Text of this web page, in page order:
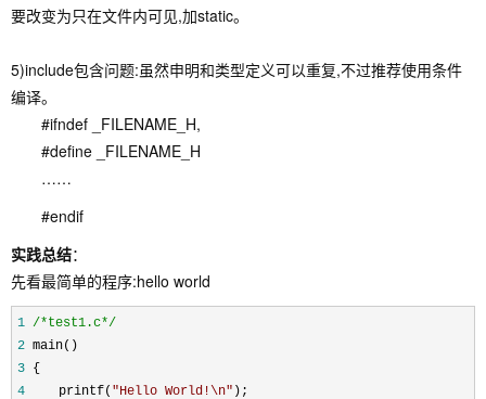
要改变为只在文件内可见,加static。
5)include包含问题:虽然申明和类型定义可以重复,不过推荐使用条件
编译。
#ifndef _FILENAME_H,
#define _FILENAME_H
……
#endif
实践总结：
先看最简单的程序:hello world
1 /*test1.c*/
2 main()
3 {
4 printf( "Hello World!\n" );